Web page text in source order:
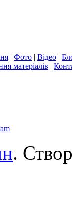
| Фото | Відео |
матеріалів |
.